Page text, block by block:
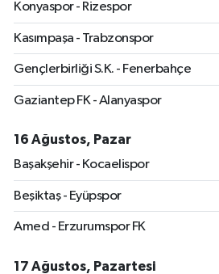
Konyaspor - Rizespor
Kasımpaşa - Trabzonspor
Gençlerbirliği S.K. - Fenerbahçe
Gaziantep FK - Alanyaspor
16 Ağustos, Pazar
Başakşehir - Kocaelispor
Beşiktaş - Eyüpspor
Amed - Erzurumspor FK
17 Ağustos, Pazartesi